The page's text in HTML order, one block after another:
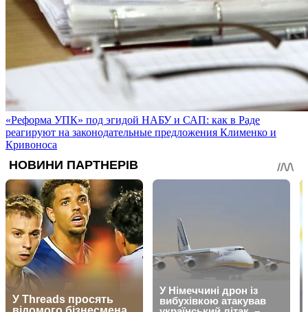
«Реформа УПК» под эгидой НАБУ и САП: как в Раде
реагируют на законодательные предложения Клименко и
Кривоноса